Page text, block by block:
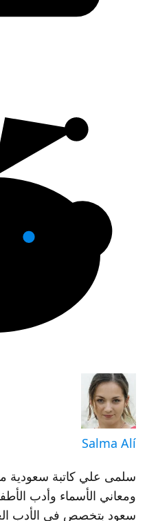
Salma Alí
سلمى علي كاتبة سعودية
ومعاني الأسماء وأدب
سعود بتخصص في الأدب